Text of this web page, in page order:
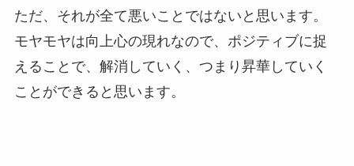
ただ、それが全て悪いことではないと思います。
モヤモヤは向上心の現れなので、ポジティブに捉
えることで、解消していく、つまり昇華していく
ことができると思います。